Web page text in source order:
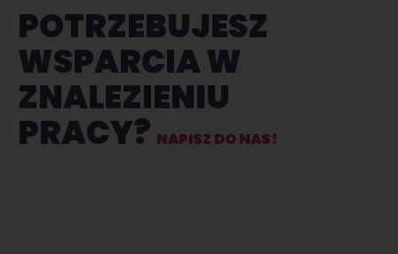
POTRZEBUJESZ
WSPARCIA W
ZNALEZIENIU
PRACY? NAPISZ DO NAS!